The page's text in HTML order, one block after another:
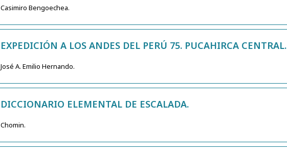
Casimiro Bengoechea.
EXPEDICIÓN A LOS ANDES DEL PERÚ 75. PUCAHIRCA CENTRAL.
José A. Emilio Hernando.
DICCIONARIO ELEMENTAL DE ESCALADA.
Chomin.